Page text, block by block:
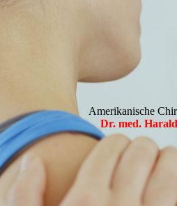
Amerikanische
Dr. med.